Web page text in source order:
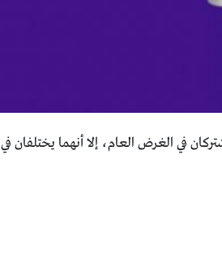
في الغرض العام، إلا أنهما يختلفان في